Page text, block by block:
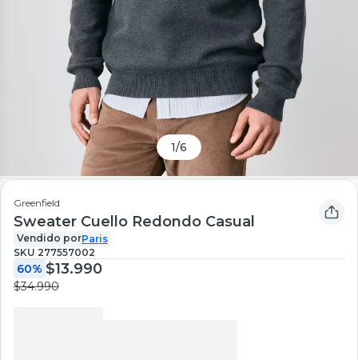
1/6
Greenfield
Sweater Cuello Redondo Casual
Vendido porParis
SKU 277557002
60% $13.990
$34.990